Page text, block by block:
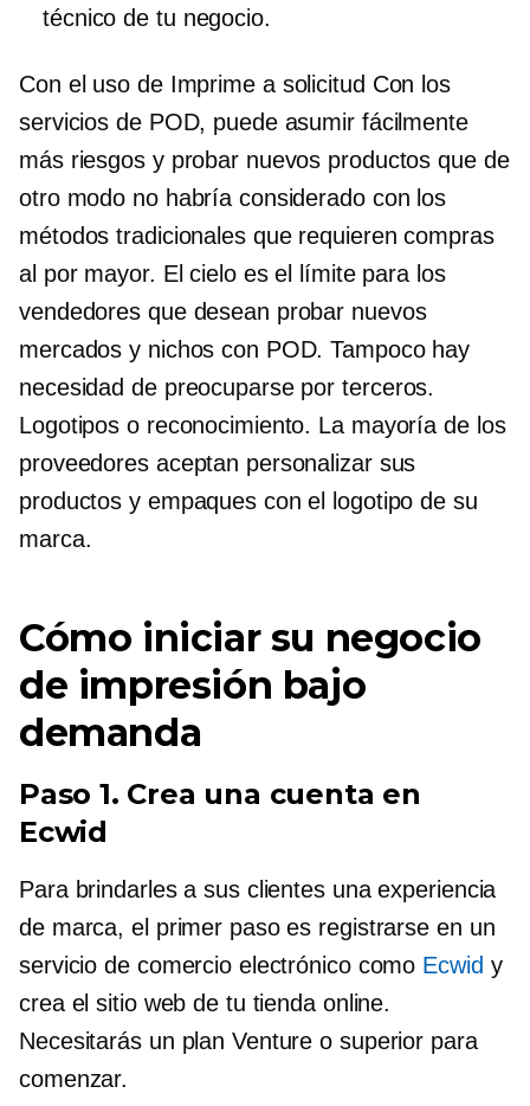
técnico de tu negocio.
Con el uso de Imprime a solicitud Con los
servicios de POD, puede asumir fácilmente
más riesgos y probar nuevos productos que de
otro modo no habría considerado con los
métodos tradicionales que requieren compras
al por mayor. El cielo es el límite para los
vendedores que desean probar nuevos
mercados y nichos con POD. Tampoco hay
necesidad de preocuparse porterceros.
Logotipos o reconocimiento. La mayoría de los
proveedores aceptan personalizar sus
productos y empaques con el logotipo de su
marca.
Cómo iniciar su negocio
de impresión bajo
demanda
Paso 1. Crea una cuenta en
Ecwid
Para brindarles a sus clientes una experiencia
de marca, el primer paso es registrarse en un
servicio de comercio electrónico como Ecwid y
crea el sitio web de tu tienda online.
Necesitarás un plan Venture o superior para
comenzar.